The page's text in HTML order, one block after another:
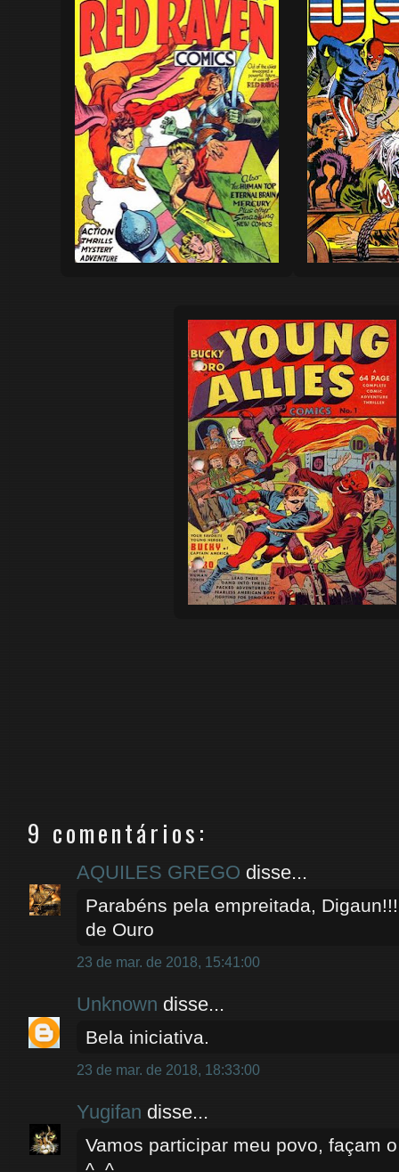
9 comentários:
AQUILES GREGO disse...
Parabéns pela empreitada,
de Ouro
23 de mar. de 2018, 15:41:00
Unknown disse...
Bela iniciativa.
23 de mar. de 2018, 18:33:00
Yugifan disse...
Vamos participar meu povo, façam